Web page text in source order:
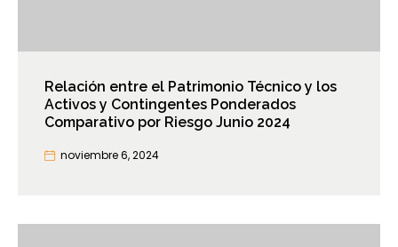
Relación entre el Patrimonio Técnico y los
Activos y Contingentes Ponderados
Comparativo por Riesgo Junio 2024
noviembre 6, 2024